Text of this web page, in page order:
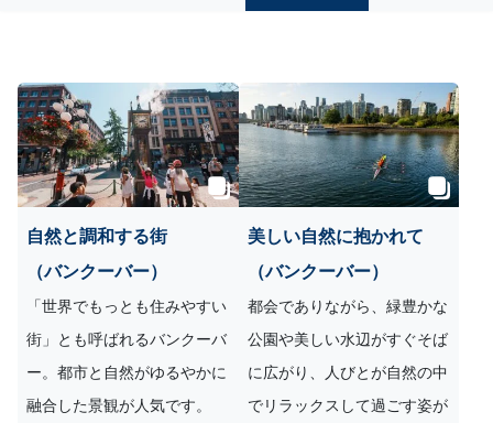
自然と調和する街
（バンクーバー）
「世界でもっとも住みやすい
街」とも呼ばれるバンクーバ
ー。都市と自然がゆるやかに
融合した景観が人気です。
美しい自然に抱かれて
（バンクーバー）
都会でありながら、緑豊かな
公園や美しい水辺がすぐそば
に広がり、人びとが自然の中
でリラックスして過ごす姿が